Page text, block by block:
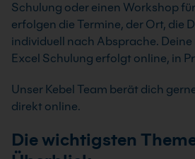
Schulung oder einen Workshop
erfolgen die Termine, der Ort, die
individuell nach Absprache.
Excel Schulung erfolgt online, in
Unser Kebel Team berät dich
direkt online.
Die wichtigsten